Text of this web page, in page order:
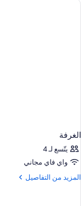
الغرفة
يتّسع لـ 4
واي فاي مجاني
المزيد من التفاصيل
المزيد